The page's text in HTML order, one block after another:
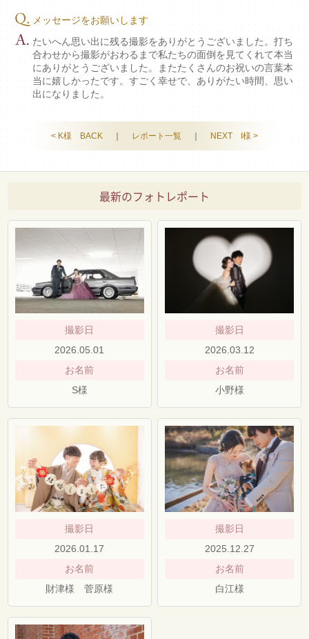
メッセージをお願いします
たいへん思い出に残る撮影をありがとうございました。打ち
合わせから撮影がおわるまで私たちの面倒を見てくれて本当
にありがとうございました。またたくさんのお祝いの言葉本
当に嬉しかったです。すごく幸せで、ありがたい時間、思い
出になりました。
< K様 BACK レポート一覧 NEXT I様 >
最新のフォトレポート
撮影日
2026.05.01
お名前
S様
撮影日
2026.03.12
お名前
小野様
撮影日
2026.01.17
お名前
財津様 菅原様
撮影日
2025.12.27
お名前
白江様